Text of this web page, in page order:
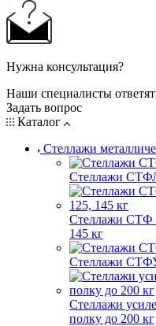
Нужна консультация?
Наши специалисты
Задать вопрос
Каталог
Стеллажи
Стеллажи СТФЛ
Стеллажи СТФ
145 кг
Стеллажи СТФУ
Стеллажи
полку до 200 кг